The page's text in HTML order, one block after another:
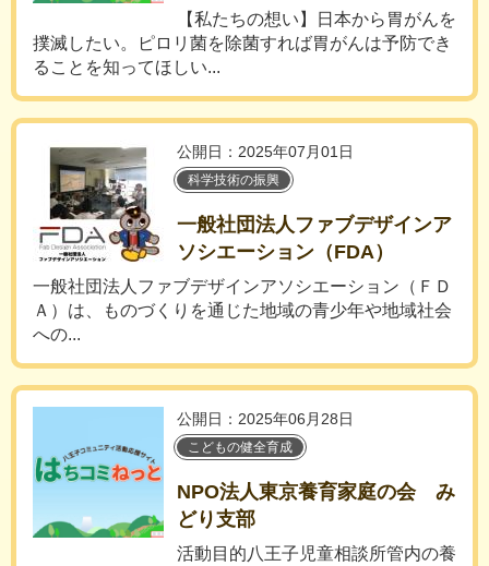
【私たちの想い】日本から胃がんを
撲滅したい。ピロリ菌を除菌すれば胃がんは予防でき
ることを知ってほしい...
公開日：2025年07月01日
科学技術の振興
一般社団法人ファブデザインア
ソシエーション（FDA）
一般社団法人ファブデザインアソシエーション（ＦＤ
Ａ）は、ものづくりを通じた地域の青少年や地域社会
への...
公開日：2025年06月28日
こどもの健全育成
NPO法人東京養育家庭の会 み
どり支部
活動目的八王子児童相談所管内の養